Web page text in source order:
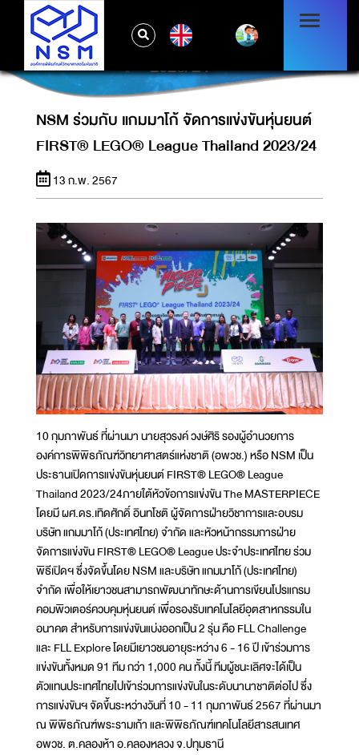
NSM ร่วมกับ แกมมาโก้ จัดการแข่งขันหุ่นยนต์
FIRST® LEGO® LEAGUE THAILAND
2023/24
NSM ร่วมกับ แกมมาโก้ จัดการแข่งขันหุ่นยนต์
FIRST® LEGO® League Thailand 2023/24
13 ก.พ. 2567
10 กุมภาพันธ์ ที่ผ่านมา นายสุวรงค์ วงษ์ศิริ รองผู้อำนวยการ
องค์การพิพิธภัณฑ์วิทยาศาสตร์แห่งชาติ (อพวช.) หรือ NSM เป็น
ประธานเปิดการแข่งขันหุ่นยนต์ FIRST® LEGO® League
Thailand 2023/24ภายใต้หัวข้อการแข่งขัน The MASTERPIECE
โดยมี ผศ.ดร.เทิดศักดิ์ อินทโชติ ผู้จัดการฝ่ายวิชาการและอบรม
บริษัท แกมมาโก้ (ประเทศไทย) จำกัด และหัวหน้ากรรมการฝ่าย
จัดการแข่งขัน FIRST® LEGO® League ประจำประเทศไทย ร่วม
พิธีเปิดฯ ซึ่งจัดขึ้นโดย NSM และบริษัท แกมมาโก้ (ประเทศไทย)
จำกัด เพื่อให้เยาวชนสามารถพัฒนาทักษะด้านการเขียนโปรแกรม
คอมพิวเตอร์ควบคุมหุ่นยนต์ เพื่อรองรับเทคโนโลยีอุตสาหกรรมใน
อนาคต สำหรับการแข่งขันแบ่งออกเป็น 2 รุ่น คือ FLL Challenge
และ FLL Explore โดยมีเยาวชนอายุระหว่าง 6 - 16 ปี เข้าร่วมการ
แข่งขันทั้งหมด 91 ทีม กว่า 1,000 คน ทั้งนี้ ทีมผู้ชนะเลิศจะได้เป็น
ตัวแทนประเทศไทยไปเข้าร่วมการแข่งขันในระดับนานาชาติต่อไป ซึ่ง
การแข่งขันฯ จัดขึ้นระหว่างวันที่ 10 - 11 กุมภาพันธ์ 2567 ที่ผ่านมา
ณ พิพิธภัณฑ์พระรามเก้า และพิพิธภัณฑ์เทคโนโลยีสารสนเทศ
อพวช. ต.คลองห้า อ.คลองหลวง จ.ปทุมธานี